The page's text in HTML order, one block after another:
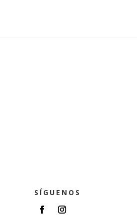
SÍGUENOS